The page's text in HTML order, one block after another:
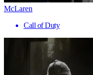
McLaren
Call of Duty